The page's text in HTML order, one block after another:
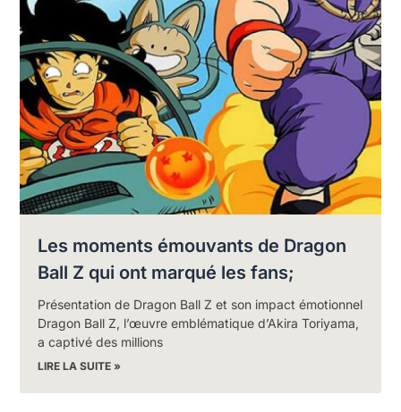
Les moments émouvants de Dragon
Ball Z qui ont marqué les fans;
Présentation de Dragon Ball Z et son impact émotionnel
Dragon Ball Z, l’œuvre emblématique d’Akira Toriyama,
a captivé des millions
LIRE LA SUITE »